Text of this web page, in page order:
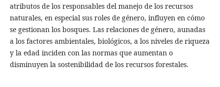
atributos de los responsables del manejo de los recursos
naturales, en especial sus roles de género, influyen en cómo
se gestionan los bosques. Las relaciones de género, aunadas
a los factores ambientales, biológicos, a los niveles de riqueza
y la edad inciden con las normas que aumentan o
disminuyen la sostenibilidad de los recursos forestales.